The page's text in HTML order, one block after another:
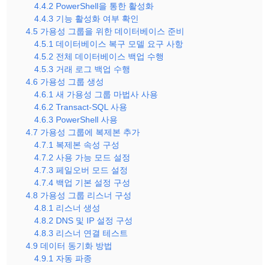
4.4.2 PowerShell을 통한 활성화
4.4.3 기능 활성화 여부 확인
4.5 가용성 그룹을 위한 데이터베이스 준비
4.5.1 데이터베이스 복구 모델 요구 사항
4.5.2 전체 데이터베이스 백업 수행
4.5.3 거래 로그 백업 수행
4.6 가용성 그룹 생성
4.6.1 새 가용성 그룹 마법사 사용
4.6.2 Transact-SQL 사용
4.6.3 PowerShell 사용
4.7 가용성 그룹에 복제본 추가
4.7.1 복제본 속성 구성
4.7.2 사용 가능 모드 설정
4.7.3 페일오버 모드 설정
4.7.4 백업 기본 설정 구성
4.8 가용성 그룹 리스너 구성
4.8.1 리스너 생성
4.8.2 DNS 및 IP 설정 구성
4.8.3 리스너 연결 테스트
4.9 데이터 동기화 방법
4.9.1 자동 파종